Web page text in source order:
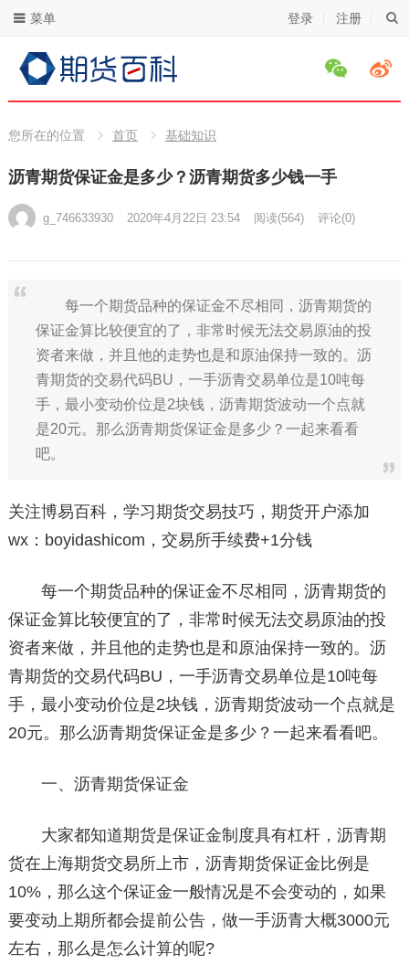
登录 注册
菜单
您所在的位置 首页 基础知识
沥青期货保证金是多少？沥青期货多少钱一手
g_746633930 2020年4月22日 23:54 阅读(564) 评论(0)
每一个期货品种的保证金不尽相同，沥青期货的
保证金算比较便宜的了，非常时候无法交易原油的投
资者来做，并且他的走势也是和原油保持一致的。沥
青期货的交易代码BU，一手沥青交易单位是10吨每
手，最小变动价位是2块钱，沥青期货波动一个点就
是20元。那么沥青期货保证金是多少？一起来看看
吧。
关注博易百科，学习期货交易技巧，期货开户添加
wx：boyidashicom，交易所手续费+1分钱
每一个期货品种的保证金不尽相同，沥青期货的
保证金算比较便宜的了，非常时候无法交易原油的投
资者来做，并且他的走势也是和原油保持一致的。沥
青期货的交易代码BU，一手沥青交易单位是10吨每
手，最小变动价位是2块钱，沥青期货波动一个点就是
20元。那么沥青期货保证金是多少？一起来看看吧。
一、沥青期货保证金
大家都知道期货是保证金制度具有杠杆，沥青期
货在上海期货交易所上市，沥青期货保证金比例是
10%，那么这个保证金一般情况是不会变动的，如果
要变动上期所都会提前公告，做一手沥青大概3000元
左右，那么是怎么计算的呢?